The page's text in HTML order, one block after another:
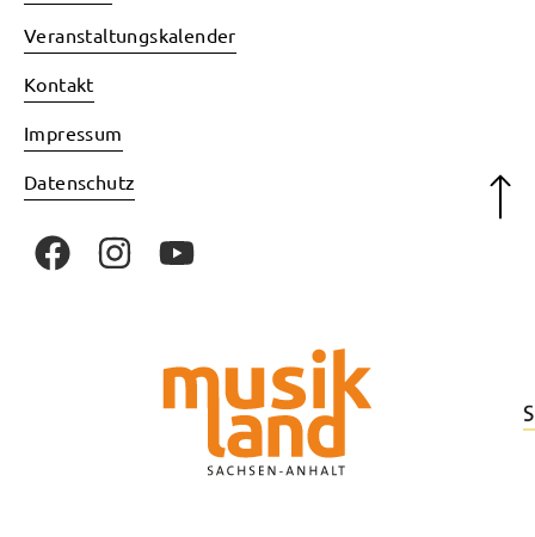
Veranstaltungskalender
Kontakt
Impressum
Datenschutz